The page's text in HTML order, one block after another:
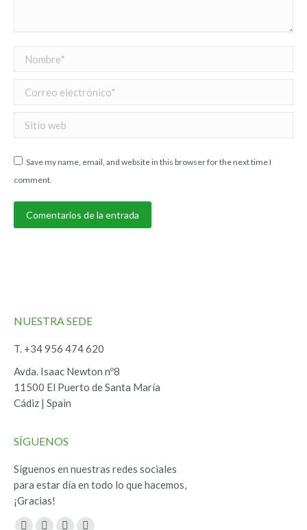
Nombre *
Correo electrónico *
Sitio web
Save my name, email, and website in this browser for the next time I
comment.
Comentarios de la entrada
NUESTRA SEDE
T. +34 956 474 620
Avda. Isaac Newton nº8
11500 El Puerto de Santa María
Cádiz | Spain
SÍGUENOS
Síguenos en nuestras redes sociales
para estar día en todo lo que hacemos,
¡Gracias!
Encuéntranos en: